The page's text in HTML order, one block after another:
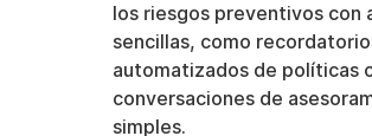
los riesgos preventivos con
sencillas, como
automatizados de políticas
conversaciones de
simples.